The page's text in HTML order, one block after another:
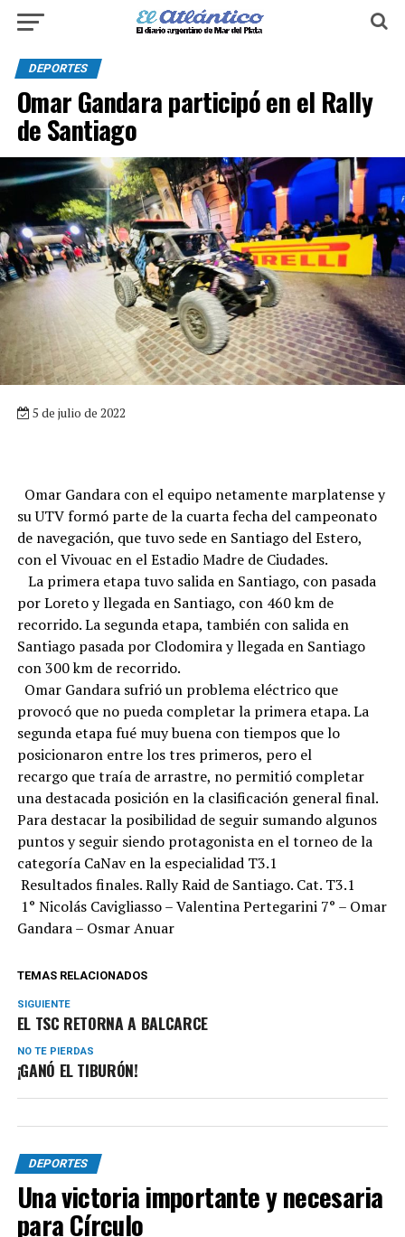
DEPORTES
Omar Gandara participó en el Rally
de Santiago
5 de julio de 2022
Omar Gandara con el equipo netamente marplatense y
su UTV formó parte de la cuarta fecha del campeonato
de navegación, que tuvo sede en Santiago del Estero,
con el Vivouac en el Estadio Madre de Ciudades.
La primera etapa tuvo salida en Santiago, con pasada
por Loreto y llegada en Santiago, con 460 km de
recorrido. La segunda etapa, también con salida en
Santiago pasada por Clodomira y llegada en Santiago
con 300 km de recorrido.
Omar Gandara sufrió un problema eléctrico que
provocó que no pueda completar la primera etapa. La
segunda etapa fué muy buena con tiempos que lo
posicionaron entre los tres primeros, pero el
recargo que traía de arrastre, no permitió completar
una destacada posición en la clasificación general final.
Para destacar la posibilidad de seguir sumando algunos
puntos y seguir siendo protagonista en el torneo de la
categoría CaNav en la especialidad T3.1
Resultados finales. Rally Raid de Santiago. Cat. T3.1
1° Nicolás Cavigliasso – Valentina Pertegarini 7° – Omar
Gandara – Osmar Anuar
TEMAS RELACIONADOS
SIGUIENTE
EL TSC RETORNA A BALCARCE
NO TE PIERDAS
¡GANÓ EL TIBURÓN!
DEPORTES
Una victoria importante y necesaria
para Círculo